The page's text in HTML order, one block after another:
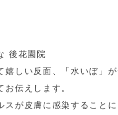
後花園院
しい反面、「水いぼ」
伝えします。
が皮膚に感染すること